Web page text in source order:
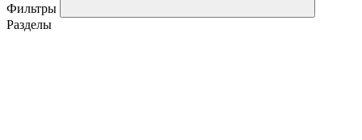
Фильтры
Разделы